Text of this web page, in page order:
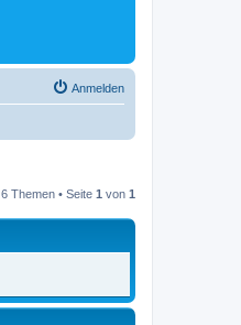
Anmelden
6 Themen • Seite 1 von 1